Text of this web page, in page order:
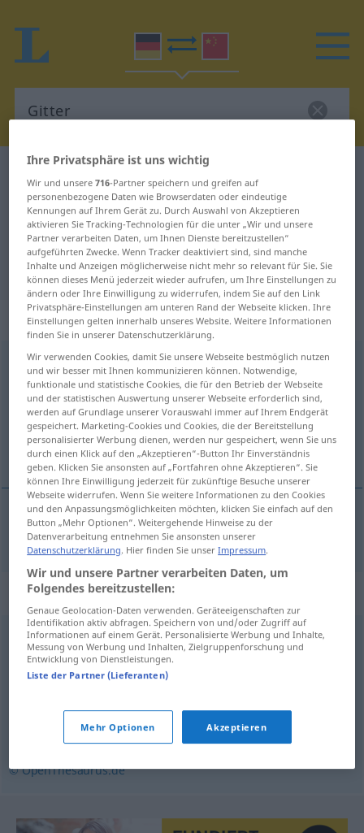
Deutsch-Chinesisch Wörterbuch
Deutsch-Chinesisch Übersetzung
für "Gitter"
"Gitter" Chinesisch Übersetzung
„Gitter“: Neutrum
Gitter n
Übersicht aller Übersetzungen
(Für mehr Details die Übersetzung anklicken/antippen)
栅栏
栅栏[zhàlan] Gitter
Synonyme für "Gitter"
Zaun
© OpenThesaurus.de
Ihre Privatsphäre ist uns wichtig
Wir und unsere716-Partner speichern und greifen auf
personenbezogene Daten wie Browserdaten oder eindeutige
Kennungen auf Ihrem Gerät zu. Durch Auswahl von Akzeptieren
aktivieren Sie Tracking-Technologien für die unter „Wir und unsere
Partner verarbeiten Daten, um Ihnen Dienste bereitzustellen“
aufgeführten Zwecke. Wenn Tracker deaktiviert sind, sind manche
Inhalte und Anzeigen möglicherweise nicht mehr so relevant für Sie. Sie
können dieses Menü jederzeit wieder aufrufen, um Ihre Einstellungen zu
ändern oder Ihre Einwilligung zu widerrufen, indem Sie auf den Link
Privatsphäre-Einstellungen am unteren Rand der Webseite klicken. Ihre
Einstellungen gelten innerhalb unseres Website. Weitere Informationen
finden Sie in unserer Datenschutzerklärung.
Wir verwenden Cookies, damit Sie unsere Webseite bestmöglich nutzen
und wir besser mit Ihnen kommunizieren können. Notwendige,
funktionale und statistische Cookies, die für den Betrieb der Webseite
und der statistischen Auswertung unserer Webseite erforderlich sind,
werden auf Grundlage unserer Vorauswahl immer auf Ihrem Endgerät
gespeichert. Marketing-Cookies und Cookies, die der Bereitstellung
personalisierter Werbung dienen, werden nur gespeichert, wenn Sie uns
durch einen Klick auf den „Akzeptieren“-Button Ihr Einverständnis
geben. Klicken Sie ansonsten auf „Fortfahren ohne Akzeptieren“. Sie
können Ihre Einwilligung jederzeit für zukünftige Besuche unserer
Webseite widerrufen. Wenn Sie weitere Informationen zu den Cookies
und den Anpassungsmöglichkeiten möchten, klicken Sie einfach auf den
Button „Mehr Optionen“. Weitergehende Hinweise zu der
Datenverarbeitung entnehmen Sie ansonsten unserer
Datenschutzerklärung. Hier finden Sie unserImpressum.
Wir und unsere Partner verarbeiten Daten, um
Folgendes bereitzustellen:
Genaue Geolocation-Daten verwenden. Geräteeigenschaften zur
Identifikation aktiv abfragen. Speichern von und/oder Zugriff auf
Informationen auf einem Gerät. Personalisierte Werbung und Inhalte,
Messung von Werbung und Inhalten, Zielgruppenforschung und
Entwicklung von Dienstleistungen.
Liste der Partner (Lieferanten)
Mehr Optionen Akzeptieren